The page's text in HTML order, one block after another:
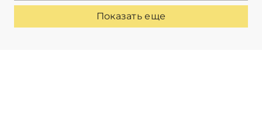
Показать еще